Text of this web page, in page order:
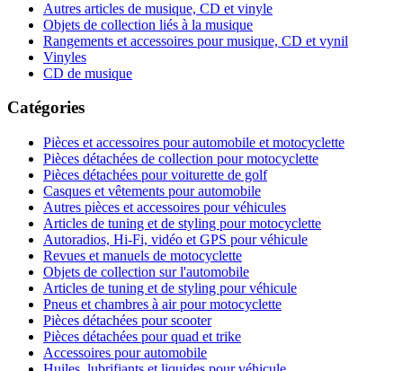
Autres articles de musique, CD et vinyle
Objets de collection liés à la musique
Rangements et accessoires pour musique, CD et vynil
Vinyles
CD de musique
Catégories
Pièces et accessoires pour automobile et motocyclette
Pièces détachées de collection pour motocyclette
Pièces détachées pour voiturette de golf
Casques et vêtements pour automobile
Autres pièces et accessoires pour véhicules
Articles de tuning et de styling pour motocyclette
Autoradios, Hi-Fi, vidéo et GPS pour véhicule
Revues et manuels de motocyclette
Objets de collection sur l'automobile
Articles de tuning et de styling pour véhicule
Pneus et chambres à air pour motocyclette
Pièces détachées pour scooter
Pièces détachées pour quad et trike
Accessoires pour automobile